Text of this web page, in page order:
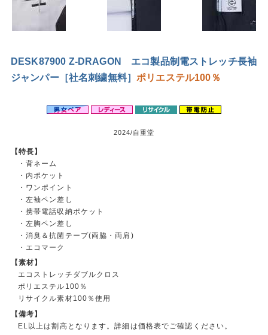
DESK87900 Z-DRAGON エコ製品制電ストレッチ長袖
ジャンパー［社名刺繍無料］ポリエステル100％
2024/自重堂
【特長】
・背ネーム
・内ポケット
・ワンポイント
・左袖ペン差し
・携帯電話収納ポケット
・左胸ペン差し
・消臭＆抗菌テープ(両脇・両肩)
・エコマーク
【素材】
エコストレッチダブルクロス
ポリエステル100％
リサイクル素材100％使用
【備考】
EL以上は割高となります。詳細は価格表でご確認ください。